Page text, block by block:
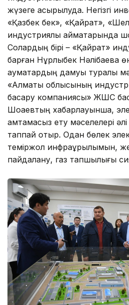
жүзеге асырылуда. Негізгі
«Қазбек бек», «Қайрат»,
индустриялық аймақтарында
Солардың бірі – «Қайрат»
барған Нұрлыбек Нәлібаевқа
аумақтардың дамуы туралы
«Алматы облысының
басқару компаниясы» ЖШС
Шоқаевтың хабарлауынша,
қамтамасыз ету мәселелері
таппай отыр. Одан бөлек
теміржол инфрақұрылымын,
пайдалану, газ тапшылығы